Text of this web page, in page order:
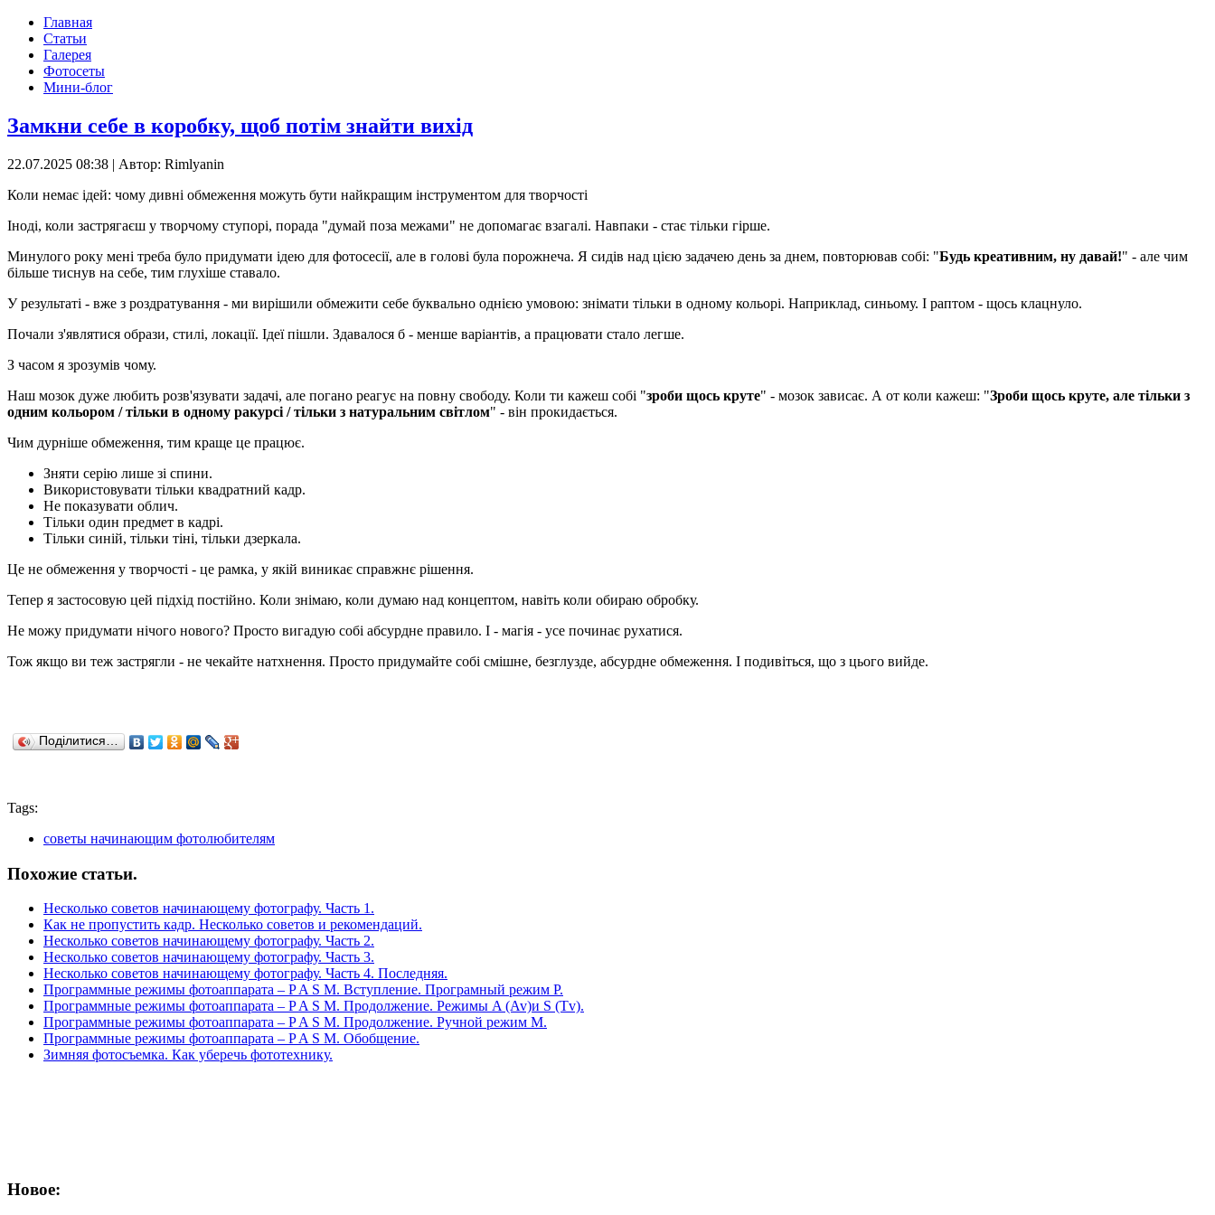
Главная
Статьи
Галерея
Фотосеты
Мини-блог
Замкни себе в коробку, щоб потім знайти вихід
22.07.2025 08:38 | Автор: Rimlyanin
Коли немає ідей: чому дивні обмеження можуть бути найкращим інструментом для творчості
Іноді, коли застрягаєш у творчому ступорі, порада "думай поза межами" не допомагає взагалі. Навпаки - стає тільки гірше.
Минулого року мені треба було придумати ідею для фотосесії, але в голові була порожнеча. Я сидів над цією задачею день за днем, повторював собі: "Будь креативним, ну давай!" - але чим
більше тиснув на себе, тим глухіше ставало.
У результаті - вже з роздратування - ми вирішили обмежити себе буквально однією умовою: знімати тільки в одному кольорі. Наприклад, синьому. І раптом - щось клацнуло.
Почали з'являтися образи, стилі, локації. Ідеї пішли. Здавалося б - менше варіантів, а працювати стало легше.
З часом я зрозумів чому.
Наш мозок дуже любить розв'язувати задачі, але погано реагує на повну свободу. Коли ти кажеш собі "зроби щось круте" - мозок зависає. А от коли кажеш: "Зроби щось круте, але тільки з
одним кольором / тільки в одному ракурсі / тільки з натуральним світлом" - він прокидається.
Чим дурніше обмеження, тим краще це працює.
Зняти серію лише зі спини.
Використовувати тільки квадратний кадр.
Не показувати облич.
Тільки один предмет в кадрі.
Тільки синій, тільки тіні, тільки дзеркала.
Це не обмеження у творчості - це рамка, у якій виникає справжнє рішення.
Тепер я застосовую цей підхід постійно. Коли знімаю, коли думаю над концептом, навіть коли обираю обробку.
Не можу придумати нічого нового? Просто вигадую собі абсурдне правило. І - магія - усе починає рухатися.
Тож якщо ви теж застрягли - не чекайте натхнення. Просто придумайте собі смішне, безглузде, абсурдне обмеження. І подивіться, що з цього вийде.
Поділитися…
Tags:
советы начинающим фотолюбителям
Похожие статьи.
Несколько советов начинающему фотографу. Часть 1.
Как не пропустить кадр. Несколько советов и рекомендаций.
Несколько советов начинающему фотографу. Часть 2.
Несколько советов начинающему фотографу. Часть 3.
Несколько советов начинающему фотографу. Часть 4. Последняя.
Программные режимы фотоаппарата – P A S M. Вступление. Програмный режим P.
Программные режимы фотоаппарата – P A S M. Продолжение. Режимы A (Av)и S (Tv).
Программные режимы фотоаппарата – P A S M. Продолжение. Ручной режим M.
Программные режимы фотоаппарата – P A S M. Обобщение.
Зимняя фотосъемка. Как уберечь фототехнику.
Новое: